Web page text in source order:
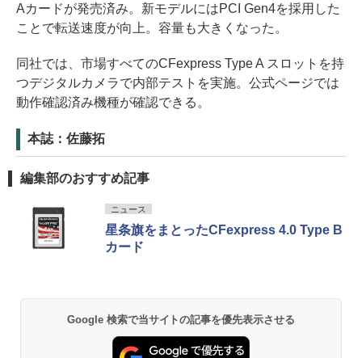
Aカードが発売済み。新モデルにはPCI Gen4を採用した
ことで転送速度が向上。容量も大きくなった。
同社では、市場すべてのCFexpress Type A スロットを持
つデジタルカメラで内部テストを実施。公式ページでは
動作確認済み機種が確認できる。
本誌：佐藤拓
編集部のおすすめ記事
ニュース
星条旗をまとったCFexpress 4.0 Type B
カード
Google 検索で当サイトの記事を優先表示させる